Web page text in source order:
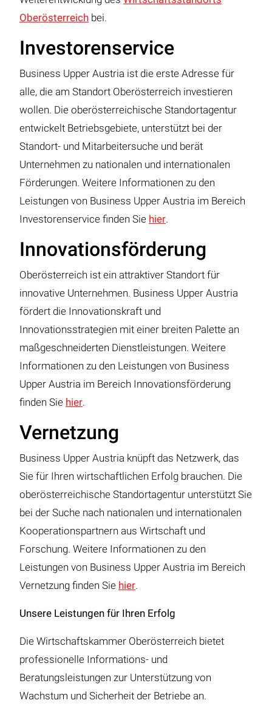
Oberösterreich bei.
Investorenservice
Business Upper Austria ist die erste Adresse für
alle, die am Standort Oberösterreich investieren
wollen. Die oberösterreichische Standortagentur
entwickelt Betriebsgebiete, unterstützt bei der
Standort- und Mitarbeitersuche und berät
Unternehmen zu nationalen und internationalen
Förderungen. Weitere Informationen zu den
Leistungen von Business Upper Austria im Bereich
Investorenservice finden Sie hier.
Innovationsförderung
Oberösterreich ist ein attraktiver Standort für
innovative Unternehmen. Business Upper Austria
fördert die Innovationskraft und
Innovationsstrategien mit einer breiten Palette an
maßgeschneiderten Dienstleistungen. Weitere
Informationen zu den Leistungen von Business
Upper Austria im Bereich Innovationsförderung
finden Sie hier.
Vernetzung
Business Upper Austria knüpft das Netzwerk, das
Sie für Ihren wirtschaftlichen Erfolg brauchen. Die
oberösterreichische Standortagentur unterstützt Sie
bei der Suche nach nationalen und internationalen
Kooperationspartnern aus Wirtschaft und
Forschung. Weitere Informationen zu den
Leistungen von Business Upper Austria im Bereich
Vernetzung finden Sie hier.
Unsere Leistungen für Ihren Erfolg
Die Wirtschaftskammer Oberösterreich bietet
professionelle Informations- und
Beratungsleistungen zur Unterstützung von
Wachstum und Sicherheit der Betriebe an.